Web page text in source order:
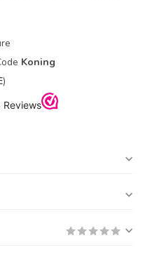
Koning
)